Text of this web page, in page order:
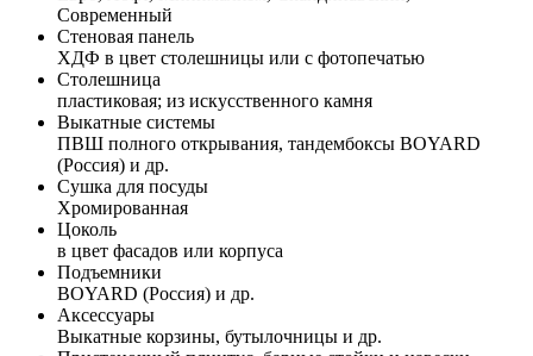
Современный
Стеновая панель
ХДФ в цвет столешницы или с фотопечатью
Столешница
пластиковая; из искусственного камня
Выкатные системы
ПВШ полного открывания, тандембоксы BOYARD
(Россия) и др.
Сушка для посуды
Хромированная
Цоколь
в цвет фасадов или корпуса
Подъемники
BOYARD (Россия) и др.
Аксессуары
Выкатные корзины, бутылочницы и др.